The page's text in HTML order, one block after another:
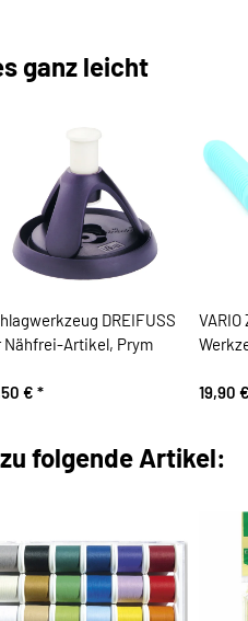
ganz leicht
DREIFUSS
Nähfrei-Artikel, Prym
€ * 19,90
folgende Artikel: